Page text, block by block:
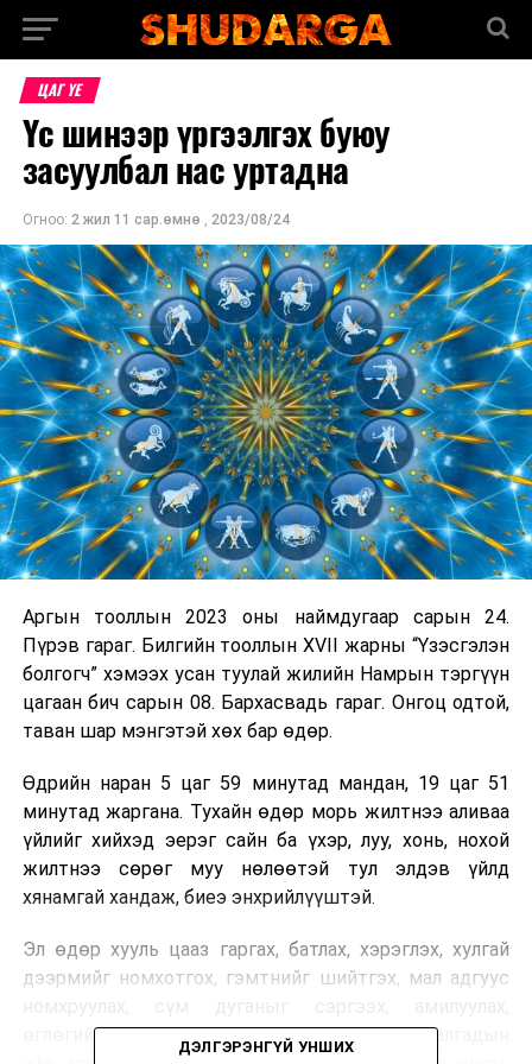
ЦАГ ҮЕ
Үс шинээр үргээлгэх буюу
засуулбал нас уртадна
Огноо: 2 жил 11 сар.өмнө , 2023/08/24
Аргын тооллын 2023 оны наймдугаар сарын 24.
Пүрэв гараг. Билгийн тооллын XVII жарны “Үзэсгэлэн
болгогч” хэмээх усан туулай жилийн Намрын тэргүүн
цагаан бич сарын 08. Бархасвадь гараг. Онгоц одтой,
таван шар мэнгэтэй хөх бар өдөр.
Өдрийн наран 5 цаг 59 минутад мандан, 19 цаг 51
минутад жаргана. Тухайн өдөр морь жилтнээ аливаа
үйлийг хийхэд эерэг сайн ба үхэр, луу, хонь, нохой
жилтнээ сөрөг муу нөлөөтэй тул элдэв үйлд
хянамгай хандаж, биеэ энхрийлүүштэй.
Эл өдөр хууль цааз гаргах, батлах, хэрэглэх, хулгай
дээрмийг номхотгох, гэмтнийг шийтгэх, мал адгуус
өглөгийн түллэг хийх, хишиг дуудуулах, хот балгадын
ДЭЛГЭРЭНГҮЙ УНШИХ